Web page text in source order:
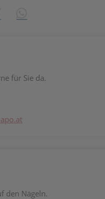
für Sie da.
den Nägeln.